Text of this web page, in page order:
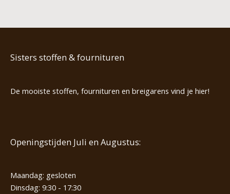
Sisters stoffen & fournituren
De mooiste stoffen, fournituren en breigarens vind je hier!
Openingstijden Juli en Augustus:
Maandag: gesloten
Dinsdag: 9:30 - 17:30